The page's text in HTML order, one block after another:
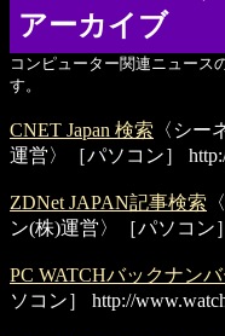
アーカイブ
コンピューター関連ニュース
す。
CNET Japan 検索 〈シー
運営〉［パソコン］
ZDNet JAPAN記事検索
ン(株)運営〉［パソコン］
PC WATCHバックナン
ソコン］
http://